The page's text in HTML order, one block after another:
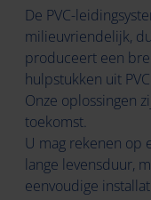
De PVC-
milieuvriendelijk,
produceert een
hulpstukken uit
Onze oplossingen
toekomst.
U mag rekenen op
lange levensduur,
eenvoudige